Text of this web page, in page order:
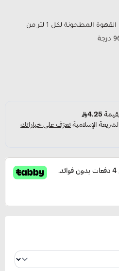
يفضل استخدام 60 جراماً من القهوة المطحونة لكل 1 لتر من